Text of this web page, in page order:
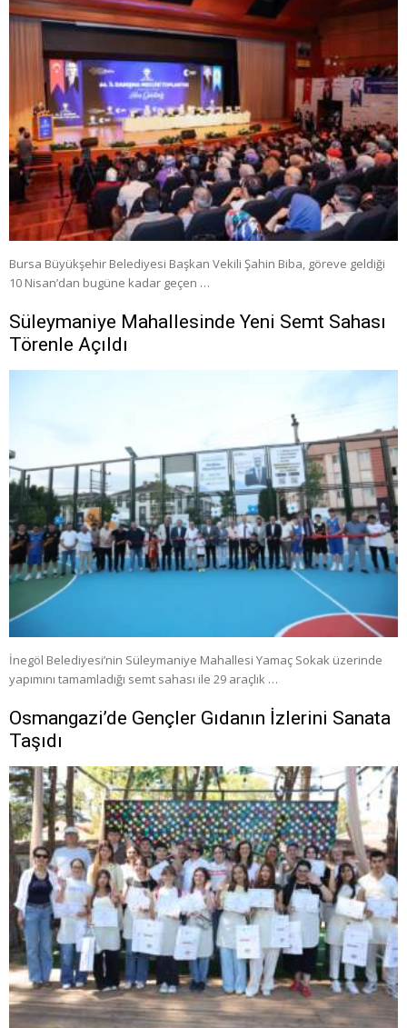
Bursa Büyükşehir Belediyesi Başkan Vekili Şahin Biba, göreve geldiği
10 Nisan’dan bugüne kadar geçen …
Süleymaniye Mahallesinde Yeni Semt Sahası
Törenle Açıldı
İnegöl Belediyesi’nin Süleymaniye Mahallesi Yamaç Sokak üzerinde
yapımını tamamladığı semt sahası ile 29 araçlık …
Osmangazi’de Gençler Gıdanın İzlerini Sanata
Taşıdı